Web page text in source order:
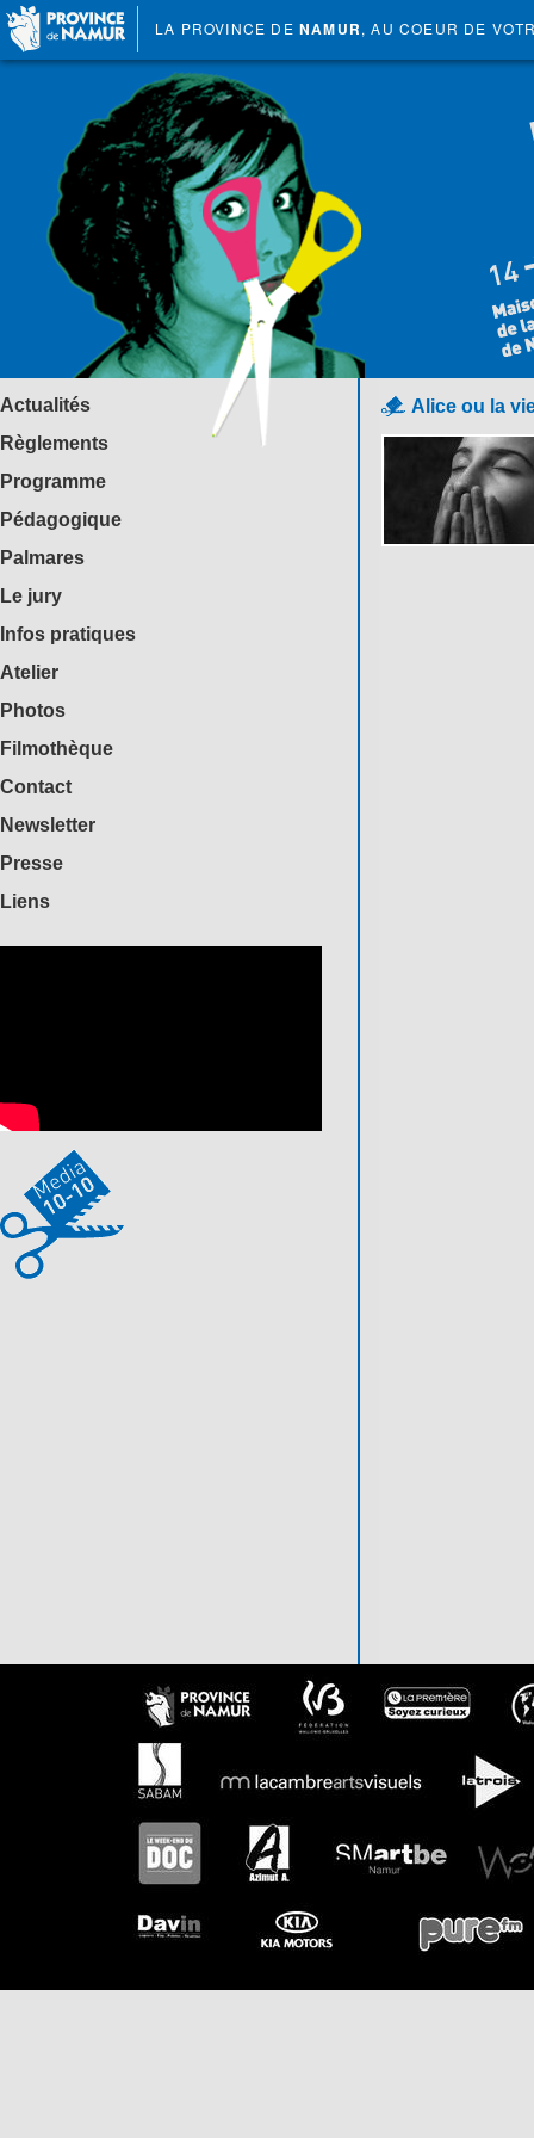
LA PROVINCE DE NAMUR, AU COEUR DE
Actualités
Règlements
Programme
Pédagogique
Palmares
Le jury
Infos pratiques
Atelier
Photos
Filmothèque
Contact
Newsletter
Presse
Liens
Alice ou la